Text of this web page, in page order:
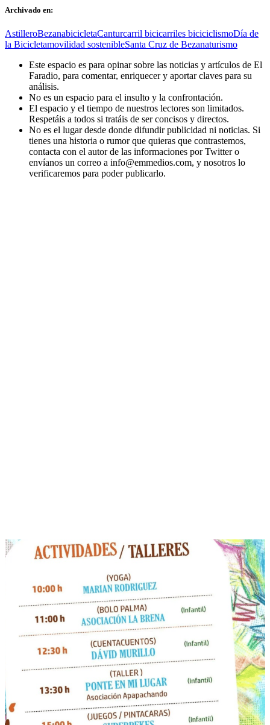
Archivado en:
AstilleroBezanabicicletaCanturcarril bicicarriles biciciclismoDía de
la Bicicletamovilidad sostenibleSanta Cruz de Bezanaturismo
Este espacio es para opinar sobre las noticias y artículos de El
Faradio, para comentar, enriquecer y aportar claves para su
análisis.
No es un espacio para el insulto y la confrontación.
El espacio y el tiempo de nuestros lectores son limitados.
Respetáis a todos si tratáis de ser concisos y directos.
No es el lugar desde donde difundir publicidad ni noticias. Si
tienes una historia o rumor que quieras que contrastemos,
contacta con el autor de las informaciones por Twitter o
envíanos un correo a info@emmedios.com, y nosotros lo
verificaremos para poder publicarlo.